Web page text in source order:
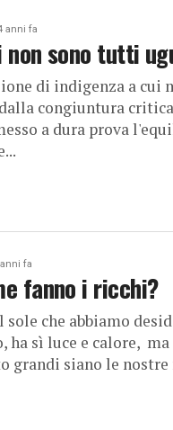
anni fa
non sono tutti
di indigenza a cui
congiuntura
a dura prova
fa
fanno i ricchi?
sole che abbiamo
ha sì luce e calore, ma
grandi siano le nostre